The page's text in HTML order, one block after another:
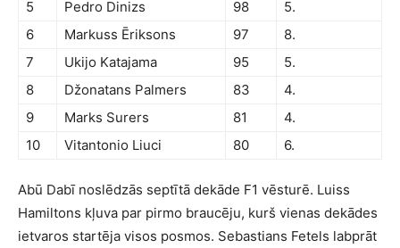
5
Pedro Dinizs 98
5.
6
Markuss Ēriksons 97
8.
7
Ukijo Katajama 95
5.
8
Džonatans Palmers 83
4.
9
Marks Surers 81
4.
10
Vitantonio Liuci 80 6.
Abū Dabī noslēdzās septītā dekāde F1 vēsturē. Luiss
Hamiltons kļuva par pirmo braucēju, kurš vienas dekādes
ietvaros startēja visos posmos. Sebastians Fetels labprāt